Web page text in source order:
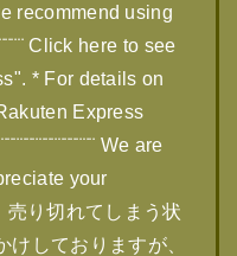
recommend using
Click here to see
* For details on
Express
We are
your
り切れてしまう状
しておりますが、